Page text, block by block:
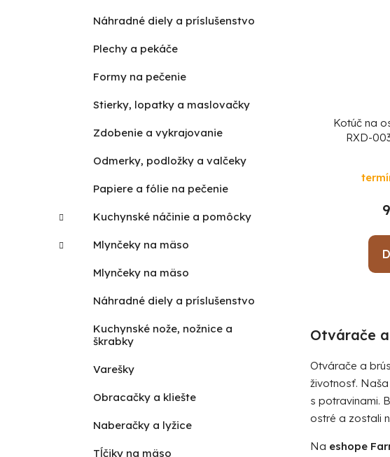
Náhradné diely a príslušenstvo
Plechy a pekáče
Formy na pečenie
Stierky, lopatky a maslovačky
Zdobenie a vykrajovanie
Odmerky, podložky a valčeky
Papiere a fólie na pečenie
Kuchynské náčinie a pomôcky
Mlynčeky na mäso
Mlynčeky na mäso
Náhradné diely a príslušenstvo
Kuchynské nože, nožnice a
škrabky
Varešky
Obracačky a kliešte
Naberačky a lyžice
Tĺčiky na mäso
Kotúč na
RXD-
Otvárače
Otvárače a
životnosť.
s potravinami.
ostré a zostali
Na eshope